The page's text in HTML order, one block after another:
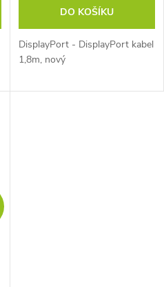
DO KOŠÍKU
DisplayPort - DisplayPort kabel
1,8m, nový